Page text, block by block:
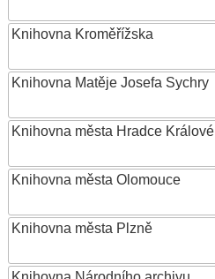
Knihovna Kroměřížska
Knihovna Matěje Josefa Sychry
Knihovna města Hradce Králové
Knihovna města Olomouce
Knihovna města Plzně